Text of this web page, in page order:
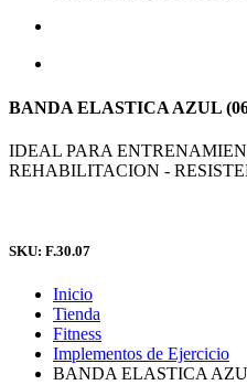
BANDA ELASTICA AZUL
IDEAL PARA
REHABILITACION -
SKU: F.30.07
Inicio
Tienda
Fitness
Implementos de Ejercicio
BANDA ELASTICA